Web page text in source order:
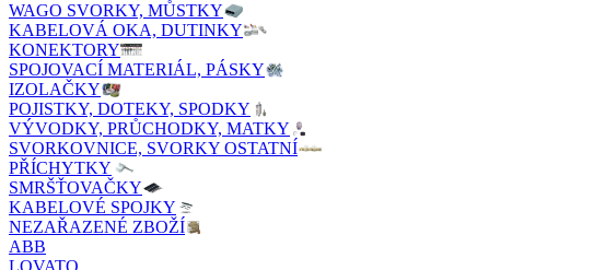
WAGO SVORKY, MŮSTKY
KABELOVÁ OKA, DUTINKY
KONEKTORY
SPOJOVACÍ MATERIÁL, PÁSKY
IZOLAČKY
POJISTKY, DOTEKY, SPODKY
VÝVODKY, PRŮCHODKY, MATKY
SVORKOVNICE, SVORKY OSTATNÍ
PŘÍCHYTKY
SMRŠŤOVAČKY
KABELOVÉ SPOJKY
NEZAŘAZENÉ ZBOŽÍ
ABB
LOVATO